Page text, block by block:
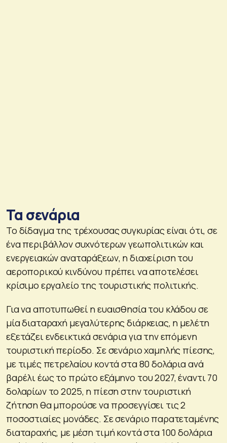
Τα σενάρια
Το δίδαγμα της τρέχουσας συγκυρίας είναι ότι, σε
ένα περιβάλλον συχνότερων γεωπολιτικών και
ενεργειακών αναταράξεων, η διαχείριση του
αεροπορικού κινδύνου πρέπει να αποτελέσει
κρίσιμο εργαλείο της τουριστικής πολιτικής.
Για να αποτυπωθεί η ευαισθησία του κλάδου σε
μία διαταραχή μεγαλύτερης διάρκειας, η μελέτη
εξετάζει ενδεικτικά σενάρια για την επόμενη
τουριστική περίοδο. Σε σενάριο χαμηλής πίεσης,
με τιμές πετρελαίου κοντά στα 80 δολάρια ανά
βαρέλι έως το πρώτο εξάμηνο του 2027, έναντι 70
δολαρίων το 2025, η πίεση στην τουριστική
ζήτηση θα μπορούσε να προσεγγίσει τις 2
ποσοστιαίες μονάδες. Σε σενάριο παρατεταμένης
διαταραχής, με μέση τιμή κοντά στα 100 δολάρια